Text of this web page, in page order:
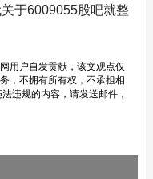
于6009055股吧就整
用户自发贡献，该文观点仅
，不拥有所有权，不承担相
违规的内容，请发送邮件，